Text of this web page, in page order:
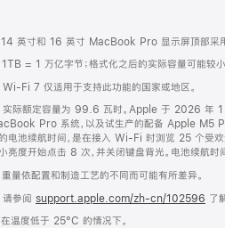
英寸和 16 英寸 MacBook Pro 显示屏顶部采用
= 1 万亿字节；格式化之后的实际容量可能较小
Fi 7 仅适用于支持此功能的国家或地区。
际额定容量为 99.6 瓦时。Apple 于 2026 年
Pro 系统，以及试生产的配备 Apple M5
电池续航时间，是在接入 Wi-Fi 时浏览 25 个受
亮度开始点击 8 次，并关闭键盘背光。电池续航
量依配置和制造工艺的不同而可能有所差异。
参阅 support.apple.com/zh-cn/102596 了
温度低于 25°C 的情况下。